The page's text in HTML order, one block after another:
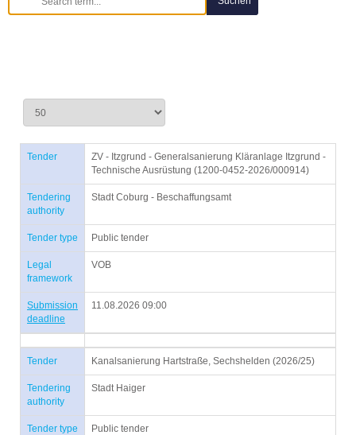
Tender
ZV - Itzgrund - Generalsanierung Kläranlage Itzgrund -
Technische Ausrüstung (1200-0452-2026/000914)
Tendering
authority
Stadt Coburg - Beschaffungsamt
Tender type Public tender
Legal
framework
VOB
Submission
deadline
11.08.2026 09:00
Tender Kanalsanierung Hartstraße, Sechshelden (2026/25)
Tendering
authority
Stadt Haiger
Tender type Public tender